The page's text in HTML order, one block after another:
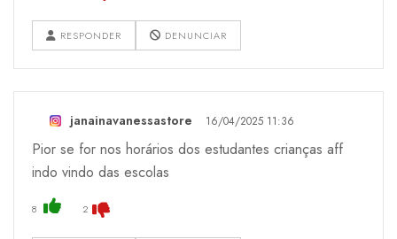
RESPONDER DENUNCIAR
janainavanessastore 16/04/2025 11:36
Pior se for nos horários dos estudantes crianças aff
indo vindo das escolas
8 2